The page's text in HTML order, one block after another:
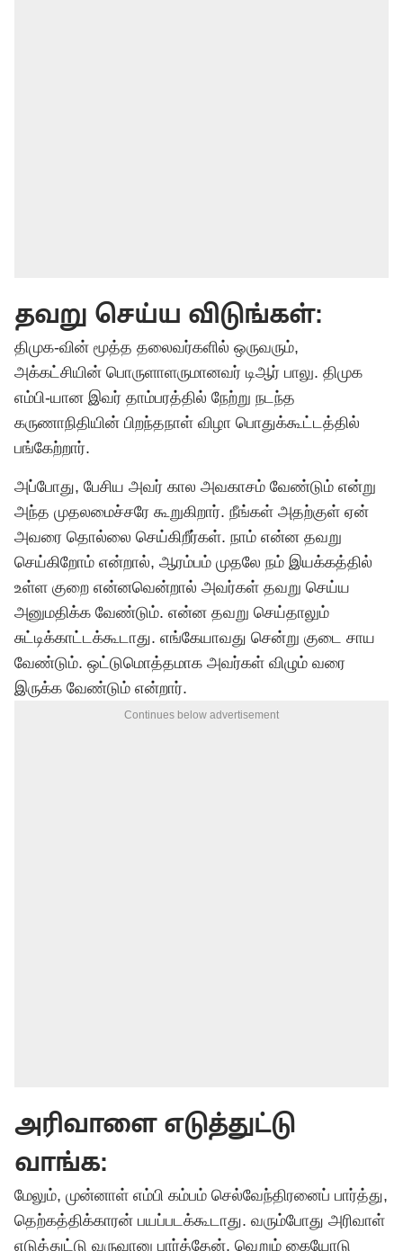
தவறு செய்ய விடுங்கள்:
திமுக-வின் மூத்த தலைவர்களில் ஒருவரும்,
அக்கட்சியின் பொருளாளருமானவர் டிஆர் பாலு. திமுக
எம்பி-யான இவர் தாம்பரத்தில் நேற்று நடந்த
கருணாநிதியின் பிறந்தநாள் விழா பொதுக்கூட்டத்தில்
பங்கேற்றார்.
அப்போது, பேசிய அவர் கால அவகாசம் வேண்டும் என்று
அந்த முதலமைச்சரே கூறுகிறார். நீங்கள் அதற்குள் ஏன்
அவரை தொல்லை செய்கிறீர்கள். நாம் என்ன தவறு
செய்கிறோம் என்றால், ஆரம்பம் முதலே நம் இயக்கத்தில்
உள்ள குறை என்னவென்றால் அவர்கள் தவறு செய்ய
அனுமதிக்க வேண்டும். என்ன தவறு செய்தாலும்
சுட்டிக்காட்டக்கூடாது. எங்கேயாவது சென்று குடை சாய
வேண்டும். ஒட்டுமொத்தமாக அவர்கள் விழும் வரை
இருக்க வேண்டும் என்றார்.
Continues below advertisement
அரிவாளை எடுத்துட்டு
வாங்க:
மேலும், முன்னாள் எம்பி கம்பம் செல்வேந்திரனைப் பார்த்து,
தெற்கத்திக்காரன் பயப்படக்கூடாது. வரும்போது அரிவாள்
எடுத்துட்டு வருவானு பார்த்தேன். வெறும் கையோடு